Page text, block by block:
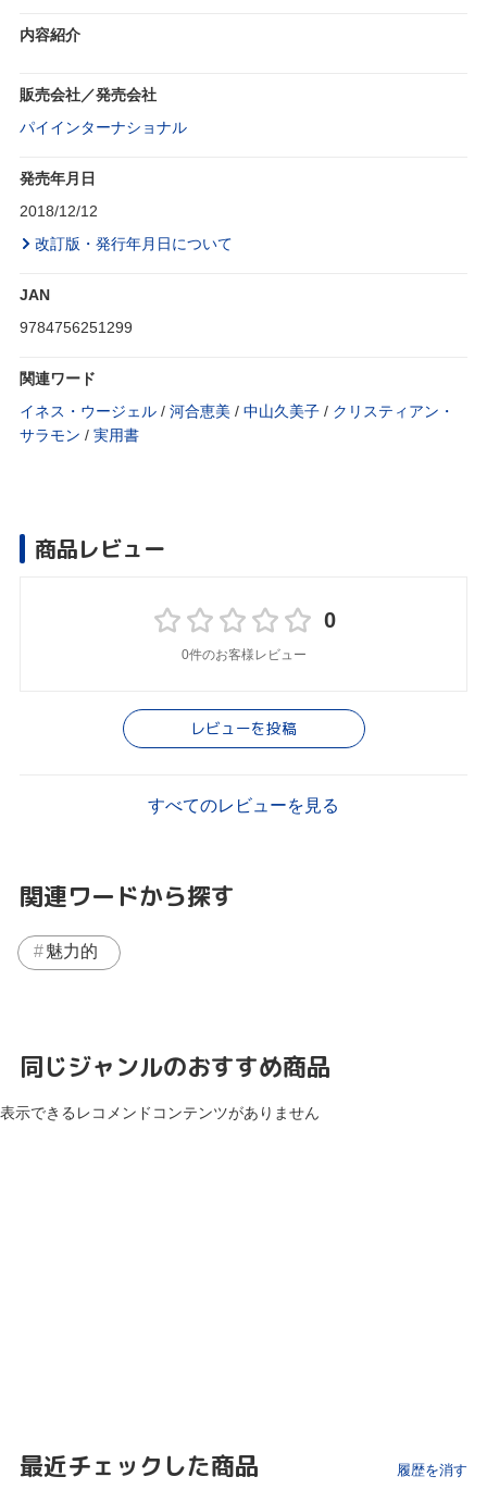
内容紹介
販売会社／発売会社
パイインターナショナル
発売年月日
2018/12/12
改訂版・発行年月日について
JAN
9784756251299
関連ワード
イネス・ウージェル / 河合恵美 / 中山久美子 / クリスティアン・
サラモン / 実用書
商品レビュー
0
0件のお客様レビュー
レビューを投稿
すべてのレビューを見る
関連ワードから探す
魅力的
同じジャンルのおすすめ商品
表示できるレコメンドコンテンツがありません
最近チェックした商品 履歴を消す